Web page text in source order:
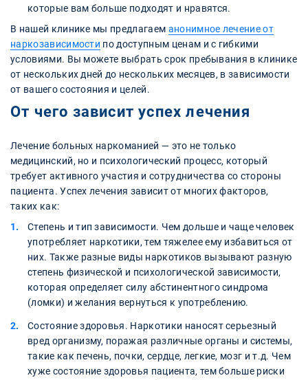
которые вам больше подходят и нравятся.
В нашей клинике мы предлагаем анонимное лечение от
наркозависимости по доступным ценам и с гибкими
условиями. Вы можете выбрать срок пребывания в клинике
от нескольких дней до нескольких месяцев, в зависимости
от вашего состояния и целей.
От чего зависит успех лечения
Лечение больных наркоманией — это не только
медицинский, но и психологический процесс, который
требует активного участия и сотрудничества со стороны
пациента. Успех лечения зависит от многих факторов,
таких как:
Степень и тип зависимости. Чем дольше и чаще человек
употребляет наркотики, тем тяжелее ему избавиться от
них. Также разные виды наркотиков вызывают разную
степень физической и психологической зависимости,
которая определяет силу абстинентного синдрома
(ломки) и желания вернуться к употреблению.
Состояние здоровья. Наркотики наносят серьезный
вред организму, поражая различные органы и системы,
такие как печень, почки, сердце, легкие, мозг и т.д. Чем
хуже состояние здоровья пациента, тем больше риски